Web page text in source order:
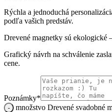
Rýchla a jednoduchá
podľa vašich predstáv.
Drevené magnetky sú ekologické
Grafický návrh na schválenie
cene.
Poznámky*
množstvo Drevené svadobné